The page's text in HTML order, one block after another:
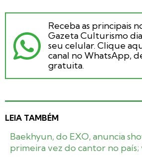
Receba as principais
Gazeta Culturismo
seu celular. Clique
canal no WhatsApp,
gratuita.
LEIA TAMBÉM
Baekhyun, do EXO, anuncia
primeira vez do cantor no país;